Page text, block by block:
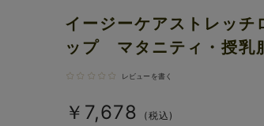
イージーケアストレッチ
ップ マタニティ・授乳
レビューを書く
￥7,678 (税込)